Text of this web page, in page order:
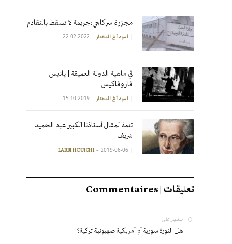
مجزرة سركاجي،جريمة لا تسقط بالتقادم
| آمود أغ المختار 2022-02-22
في ماهية الدولة العميقة | يانيس
فاروفاكيس
| آمود أغ المختار 2019-10-15
تتمة لمقال أستاذنا الكبير عبد الحميد
شريف
|
LARBI HOUICHI 2019-06-06
تعليقات | Commentaires
بشير على
هل الثورة سورية أم أمريكية صهيونية تركية؟